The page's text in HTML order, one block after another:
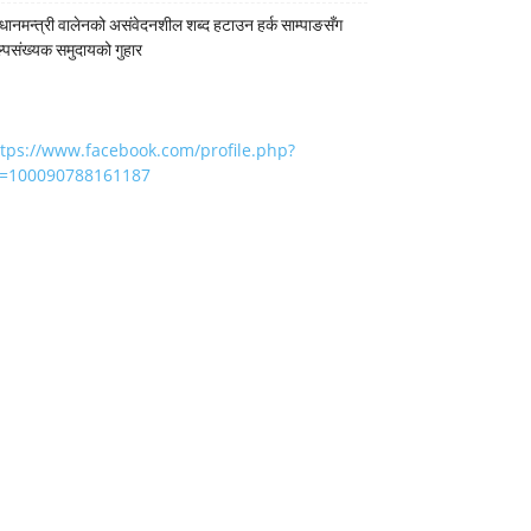
वालेनको असंवेदनशील शब्द हटाउन हर्क साम्पाङसँग
समुदायको गुहार
www.facebook.com/profile.php?